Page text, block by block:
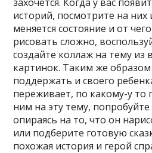
историй, посмотрите на них
меняется состояние и от
рисовать сложно,
создайте коллаж на тему из
картинок. Таким же
поддержать и своего
переживает, по какому-у то
ним на эту тему,
опираясь на то, что он
или подберите готовую
похожая история и герой